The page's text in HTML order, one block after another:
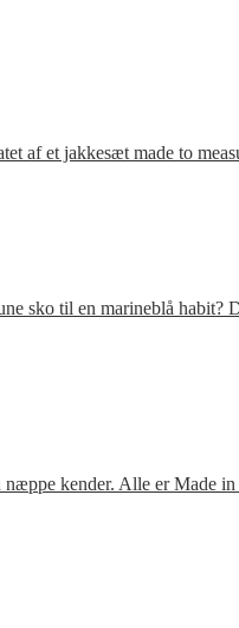
af et jakkesæt made to
sko til en marineblå
kender. Alle er Made